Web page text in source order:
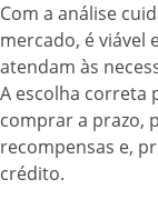
Com a análise
mercado, é
atendam às
A escolha correta
comprar a prazo,
recompensas e,
crédito.